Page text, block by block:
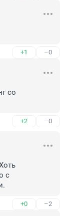
+1 –0
со
+2 –0
с
+0 –2